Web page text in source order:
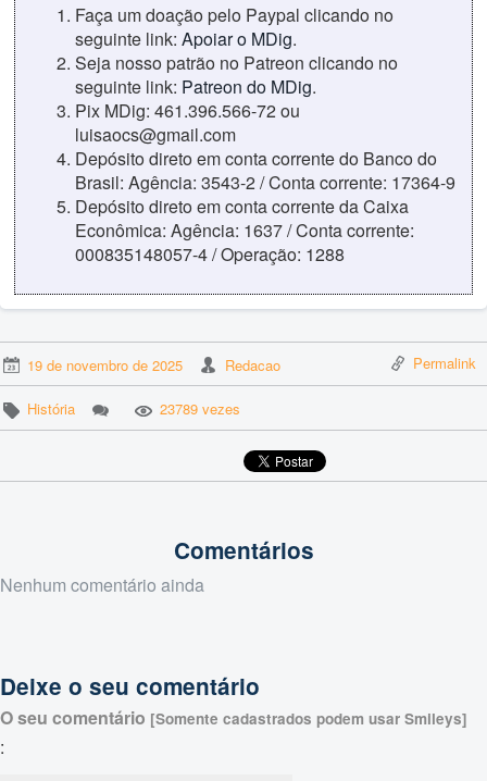
Faça um doação pelo Paypal clicando no
seguinte link: Apoiar o MDig.
Seja nosso patrão no Patreon clicando no
seguinte link: Patreon do MDig.
Pix MDig: 461.396.566-72 ou
luisaocs@gmail.com
Depósito direto em conta corrente do Banco do
Brasil: Agência: 3543-2 / Conta corrente: 17364-9
Depósito direto em conta corrente da Caixa
Econômica: Agência: 1637 / Conta corrente:
000835148057-4 / Operação: 1288
19 de novembro de 2025 Redacao Permalink
História 23789 vezes
Comentários
Nenhum comentário ainda
Deixe o seu comentário
O seu comentário [Somente cadastrados podem usar Smileys]
: